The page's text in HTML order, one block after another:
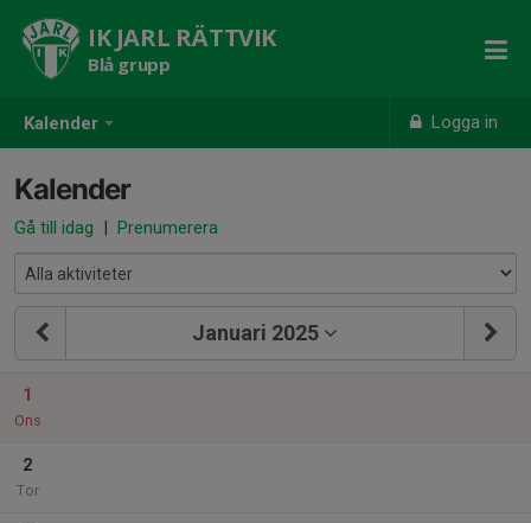
Kalender Logga in
IK JARL RÄTTVIK
Blå grupp
Kalender
Gå till idag | Prenumerera
Januari 2025
1
Ons
2
Tor